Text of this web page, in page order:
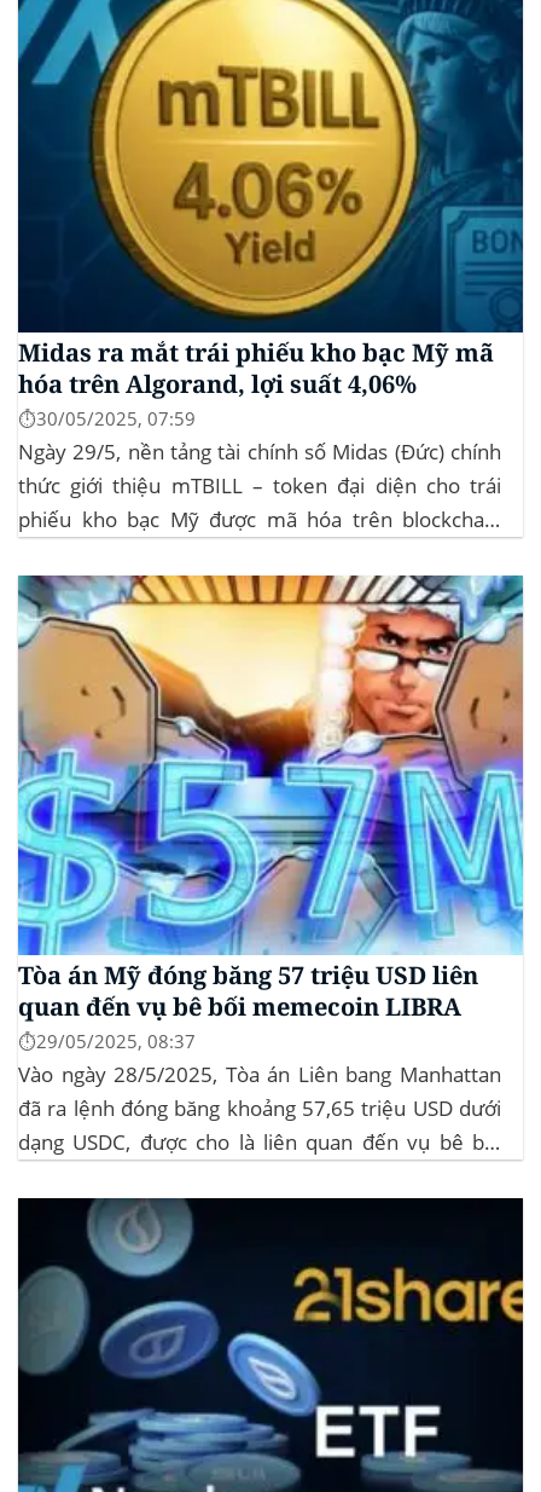
Midas ra mắt trái phiếu kho bạc Mỹ mã
hóa trên Algorand, lợi suất 4,06%
⏱️30/05/2025, 07:59
Ngày 29/5, nền tảng tài chính số Midas (Đức) chính
thức giới thiệu mTBILL – token đại diện cho trái
phiếu kho bạc Mỹ được mã hóa trên blockchain
không yêu cầu mức đầu tư tối thiểu. mTBILL được
bảo chứng bằng...
Tòa án Mỹ đóng băng 57 triệu USD liên
quan đến vụ bê bối memecoin LIBRA
⏱️29/05/2025, 08:37
Vào ngày 28/5/2025, Tòa án Liên bang Manhattan
đã ra lệnh đóng băng khoảng 57,65 triệu USD dưới
dạng USDC, được cho là liên quan đến vụ bê bối
tập thể do Burwick Law đại diện, cáo buộc các công